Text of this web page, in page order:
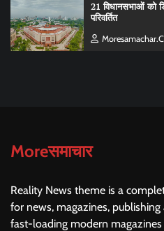
21 विधानसभाओं को
परिवर्तित
Moreसमाचार
Reality News theme is a
for news, magazines,
fast-loading modern